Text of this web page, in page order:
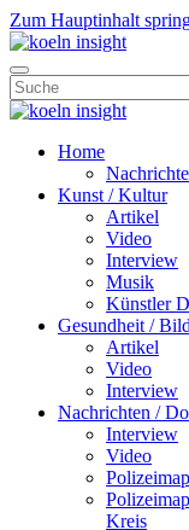
Zum Hauptinhalt
Home
Kunst / Kultur
Artikel
Video
Interview
Musik
Künstler
Gesundheit /
Artikel
Video
Interview
Nachrichten /
Interview
Video
Kreis